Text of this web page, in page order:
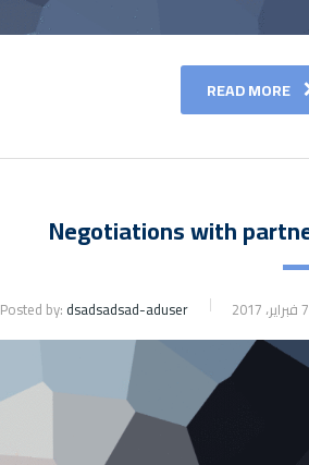
READ MORE
Negotiations with
Posted by: dsadsadsad-aduser